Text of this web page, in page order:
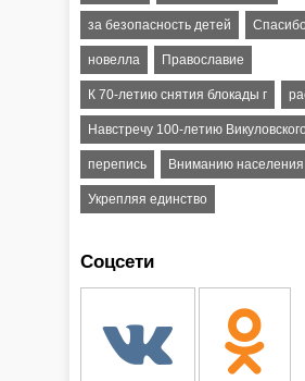
за безопасность детей
новелла Православие
К 70-летию снятия блокады г
Навстречу 100-летию
перепись Вниманию населения
Укрепляя единство
Соцсети